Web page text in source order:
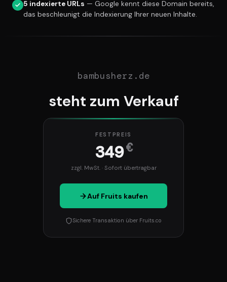
5 indexierte URLs — Google kennt diese Domain bereits,
das beschleunigt die Indexierung Ihrer neuen Inhalte.
bambusherz.de
steht zum Verkauf
FESTPREIS
349€
zzgl. MwSt. · Sofort übertragbar
Auf Fruits kaufen
Sichere Transaktion über Fruits.co